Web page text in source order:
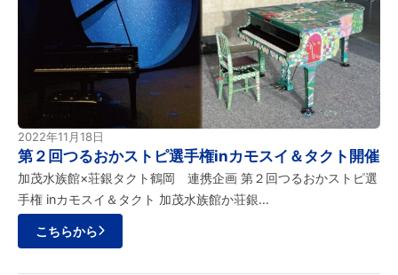
2022年11月18日
第２回つるおかストピ選手権inカモスイ＆タクト開催
加茂水族館×荘銀タクト鶴岡 連携企画 第２回つるおかストピ選
手権 inカモスイ＆タクト 加茂水族館か荘銀…
こちらから